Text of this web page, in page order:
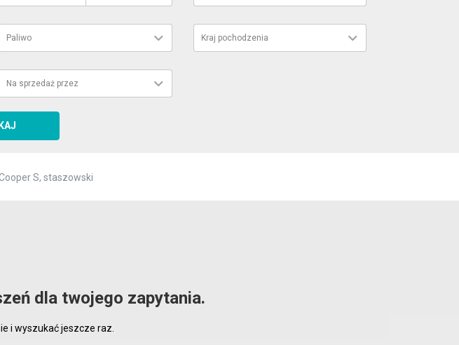
Paliwo Kraj pochodzenia
Na sprzedaż przez
S, staszowski
dla twojego zapytania.
i wyszukać jeszcze raz.